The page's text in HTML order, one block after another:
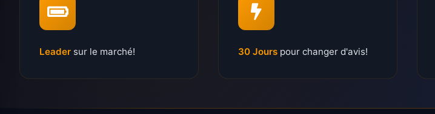
Leader sur le marché! 30 Jours pour changer d'avis!